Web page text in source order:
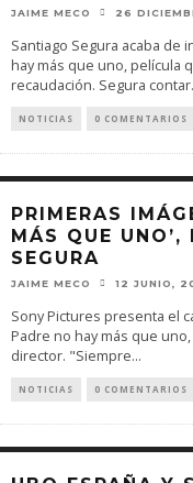
JAIME MECO 26
Santiago Segura acaba de
hay más que uno, película
recaudación. Segura contar
NOTICIAS 0 COMENTARIOS
PRIMERAS
MÁS QUE
SEGURA
JAIME MECO 12 JUNIO,
Sony Pictures presenta el
Padre no hay más que
director. "Siempre...
NOTICIAS 0 COMENTARIOS